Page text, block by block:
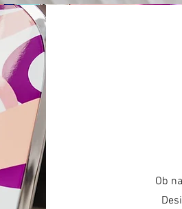
Photography _ Nadica Petrova (foto y video)
© 2019 foto Nik Vidmar
© 2017 foto Katja Žagar
2019 foto Miro Majcen (para POPTV)
Ob